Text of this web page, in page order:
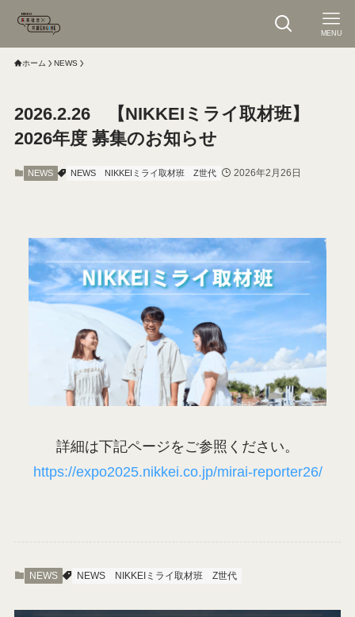
MENU
ホーム NEWS
2026.2.26 【NIKKEIミライ取材班​】
2026年度 募集のお知らせ
NEWS NEWS NIKKEIミライ取材班 Z世代 2026年2月26日
詳細は下記ページをご参照ください。
https://expo2025.nikkei.co.jp/mirai-reporter26/
NEWS NEWS NIKKEIミライ取材班 Z世代